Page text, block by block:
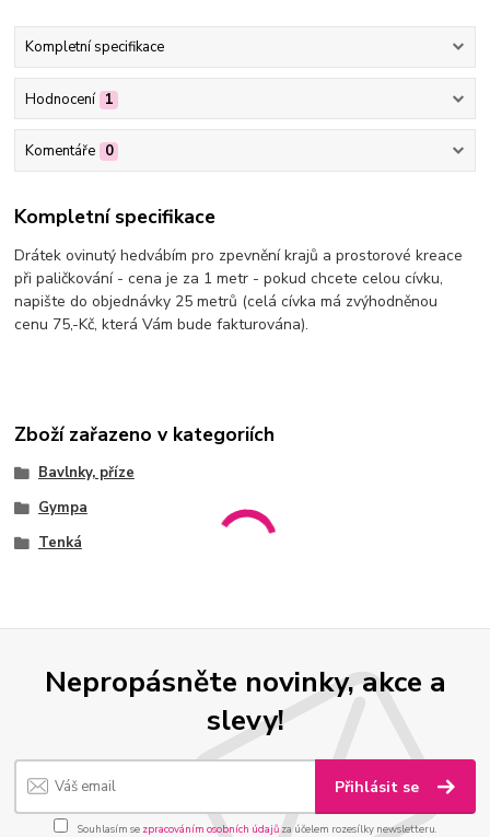
Kompletní specifikace
Hodnocení 1
Komentáře 0
Kompletní specifikace
Drátek ovinutý hedvábím pro zpevnění krajů a prostorové kreace
při paličkování - cena je za 1 metr - pokud chcete celou cívku,
napište do objednávky 25 metrů (celá cívka má zvýhodněnou
cenu 75,-Kč, která Vám bude fakturována).
Zboží zařazeno v kategoriích
Bavlnky, příze
Gympa
Tenká
Nepropásněte novinky, akce a
slevy!
Přihlásit se
Souhlasím se zpracováním osobních údajůza účelem rozesílky newsletteru.